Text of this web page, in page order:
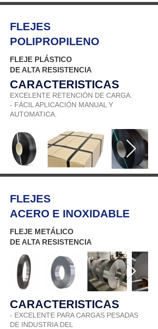
FLEJES
POLIPROPILENO
FLEJE PLÁSTICO
DE ALTA RESISTENCIA
CARACTERISTICAS
EXCELENTE RETENCIÓN DE CARGA.
- FÁCIL APLICACIÓN MANUAL Y
AUTOMATICA.
FLEJES
ACERO E INOXIDABLE
FLEJE METÁLICO
DE ALTA RESISTENCIA
CARACTERISTICAS
- EXCELENTE PARA CARGAS PESADAS
DE INDUSTRIA DEL